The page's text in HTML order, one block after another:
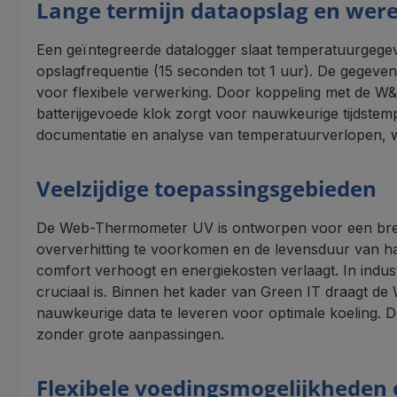
Lange termijn dataopslag en
Een geïntegreerde datalogger slaat
opslagfrequentie (15 seconden tot 1 uur). De
voor flexibele verwerking. Door koppeling met de
batterijgevoede klok zorgt voor nauwkeurige
documentatie en analyse van temperatuurverlopen,
Veelzijdige toepassingsgebieden
De Web-Thermometer UV is ontworpen voor een
oververhitting te voorkomen en de levensduur van
comfort verhoogt en energiekosten verlaagt. In
cruciaal is. Binnen het kader van Green IT draagt
nauwkeurige data te leveren voor optimale koeling.
zonder grote aanpassingen.
Flexibele